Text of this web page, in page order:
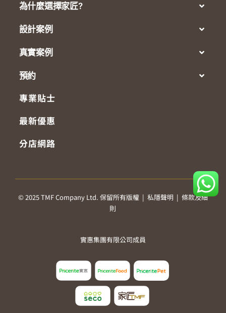
為什麼選擇家匠?
設計案例
真實案例
預約
專業貼士
最新優惠
分店網路
© 2025 TMF Company Ltd. 保留所有版權 |私隱聲明 |條款及細
則
實惠集團有限公司成員